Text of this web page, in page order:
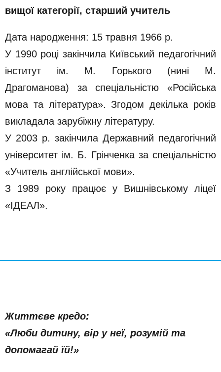
вищої категорії, старший учитель
Дата народження: 15 травня 1966 р.
У 1990 році закінчила Київський педагогічний
інститут ім. М. Горького (нині М.
Драгоманова) за спеціальністю «Російська
мова та література». Згодом декілька років
викладала зарубіжну літературу.
У 2003 р. закінчила Державний педагогічний
університет ім. Б. Грінченка за спеціальністю
«Учитель англійської мови».
З 1989 року працює у Вишнівському ліцеї
«ІДЕАЛ».
Життєве кредо:
«Люби дитину, вір у неї, розумій та
допомагай їй!»